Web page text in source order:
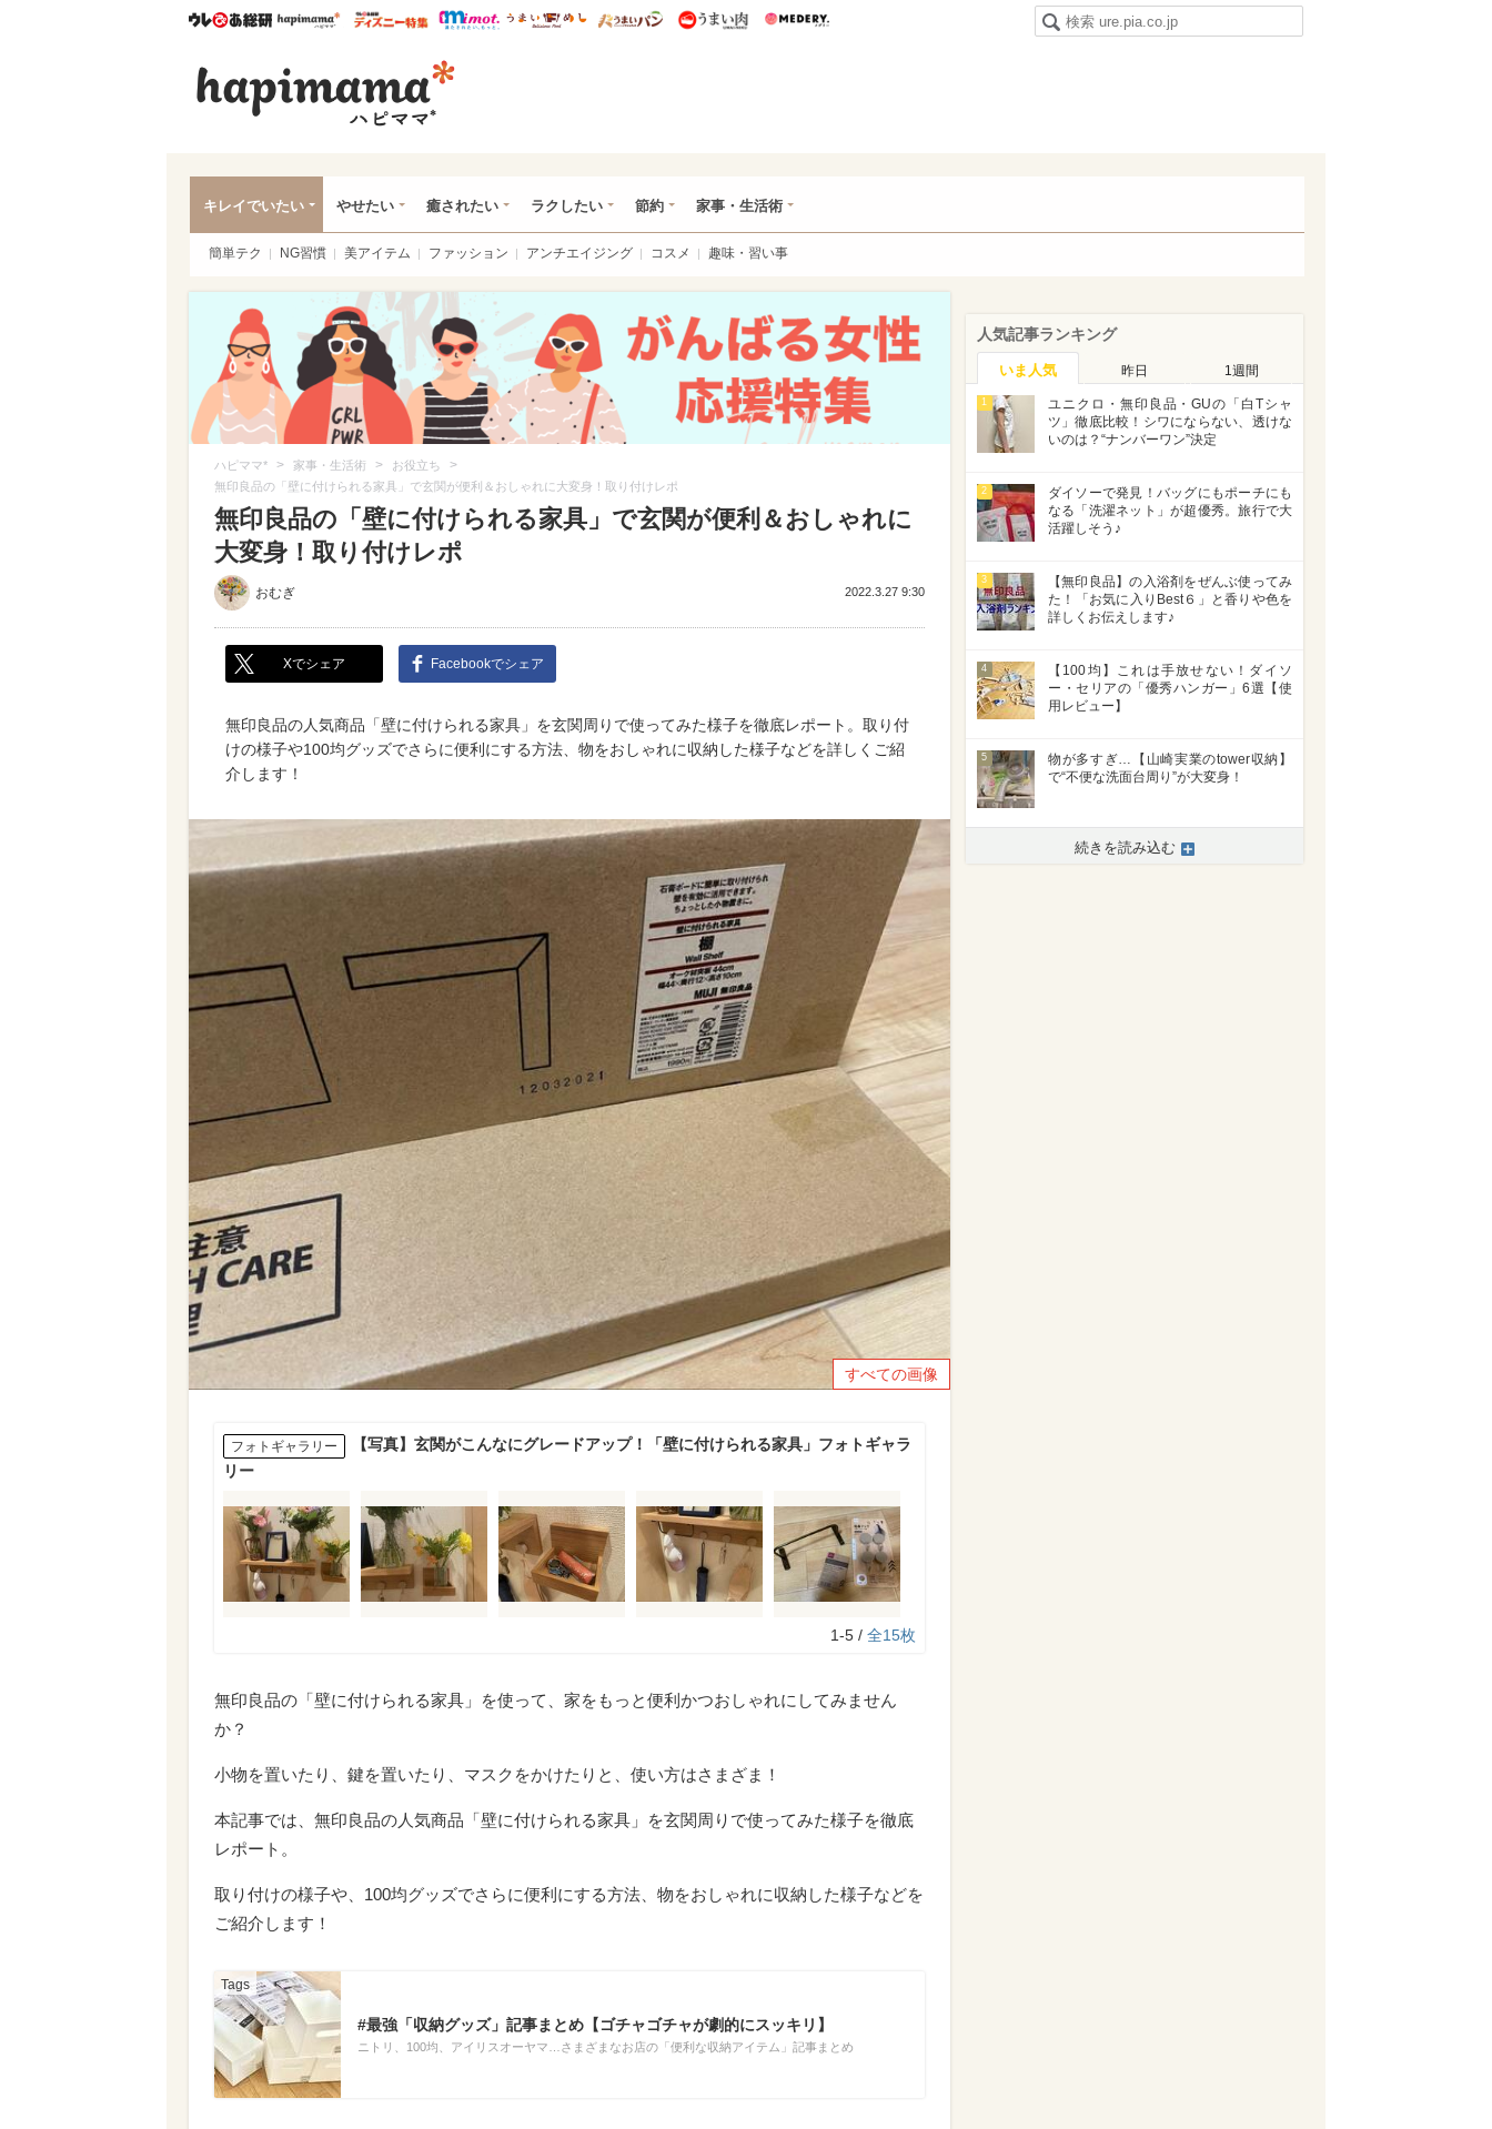
ウレぴあ総研ハピママ* ウレぴあ総研 ディズニー特集
mimot. うまいめし うまいパン うまい肉
キレイでいたい やせたい 癒されたい ラクしたい 節約 家事・生活術
簡単テク NG習慣 美アイテム ファッション アンチエイジング コスメ 趣味・習い事
ハピママ* > 家事・生活術 > お役立ち >
無印良品の「壁に付けられる家具」で玄関が便利＆おしゃれに大変身！取り付けレポ
無印良品の「壁に付けられる家具」で玄関が便利＆おしゃれに
大変身！取り付けレポ
おむぎ 2022.3.27 9:30
Xでシェア Facebookでシェア
無印良品の人気商品「壁に付けられる家具」を玄関周りで使ってみた様子を徹底レポート。取り付
けの様子や100均グッズでさらに便利にする方法、物をおしゃれに収納した様子などを詳しくご紹
介します！
すべての画像
フォトギャラリー
【写真】玄関がこんなにグレードアップ！「壁に付けられる家具」フォトギャラ
リー
1-5 / 全15枚
無印良品の「壁に付けられる家具」を使って、家をもっと便利かつおしゃれにしてみません
か？
小物を置いたり、鍵を置いたり、マスクをかけたりと、使い方はさまざま！
本記事では、無印良品の人気商品「壁に付けられる家具」を玄関周りで使ってみた様子を徹底
レポート。
取り付けの様子や、100均グッズでさらに便利にする方法、物をおしゃれに収納した様子などを
ご紹介します！
#最強「収納グッズ」記事まとめ【ゴチャゴチャが劇的にスッキリ】
ニトリ、100均、アイリスオーヤマ…さまざまなお店の「便利な収納アイテム」記事まとめ
人気記事ランキング
いま人気 昨日 1週間
1
ユニクロ・無印良品・GUの「白Tシャ
ツ」徹底比較！シワにならない、透けな
いのは？“ナンバーワン”決定
2
ダイソーで発見！バッグにもポーチにも
なる「洗濯ネット」が超優秀。旅行で大
活躍しそう♪
3
【無印良品】の入浴剤をぜんぶ使ってみ
た！「お気に入りBest６」と香りや色を
詳しくお伝えします♪
4
【100均】これは手放せない！ダイソ
ー・セリアの「優秀ハンガー」6選【使
用レビュー】
5
物が多すぎ…【山崎実業のtower収納】
で“不便な洗面台周り”が大変身！
続きを読み込む